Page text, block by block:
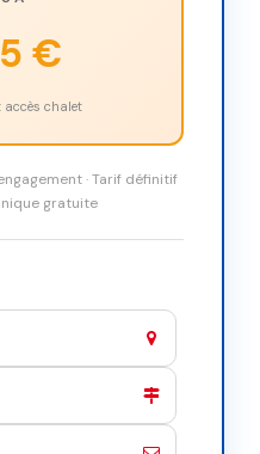
€
accès chalet
· Tarif définitif
gratuite